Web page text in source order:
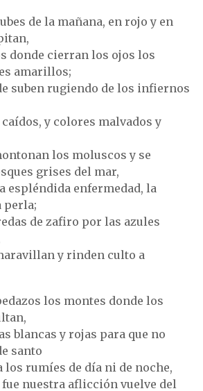
de la mañana, en rojo y en
donde cierran los ojos los
amarillos;
suben rugiendo de los infiernos
y colores malvados y
los moluscos y se
grises del mar,
espléndida enfermedad, la
perla;
de zafiro por las azules
y rinden culto a
los montes donde los
blancas y rojas para que no
santo
los rumíes de día ni de noche,
nuestra aflicción vuelve del